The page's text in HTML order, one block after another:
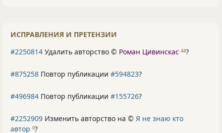
ИСПРАВЛЕНИЯ И ПРЕТЕНЗИИ
#2250814 Удалить авторство © Роман Цивинскас 44?
#875258 Повтор публикации #594823?
#496984 Повтор публикации #155726?
#2252909 Изменить авторство на © Я не знаю кто
автор 0?